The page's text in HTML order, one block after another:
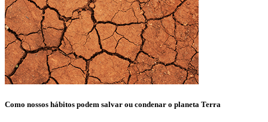
Como nossos hábitos podem salvar ou condenar o planeta Terra